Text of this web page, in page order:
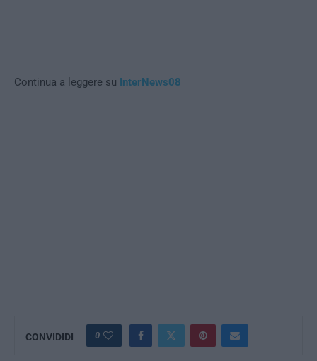
Continua a leggere su InterNews08
CONVIDIDI 0